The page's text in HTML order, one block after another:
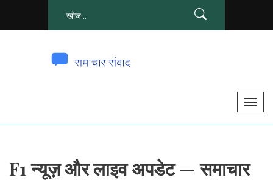
टॉ
सं
F1 न्यूज़ और लाइव अपडेट — समाचार